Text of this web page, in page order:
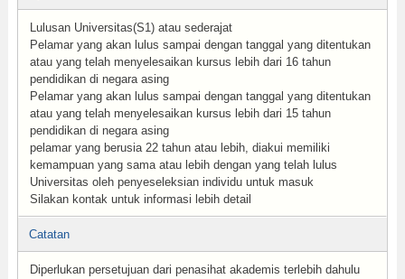
Lulusan Universitas(S1) atau sederajat
Pelamar yang akan lulus sampai dengan tanggal yang ditentukan
atau yang telah menyelesaikan kursus lebih dari 16 tahun
pendidikan di negara asing
Pelamar yang akan lulus sampai dengan tanggal yang ditentukan
atau yang telah menyelesaikan kursus lebih dari 15 tahun
pendidikan di negara asing
pelamar yang berusia 22 tahun atau lebih, diakui memiliki
kemampuan yang sama atau lebih dengan yang telah lulus
Universitas oleh penyeseleksian individu untuk masuk
Silakan kontak untuk informasi lebih detail
Catatan
Diperlukan persetujuan dari penasihat akademis terlebih dahulu